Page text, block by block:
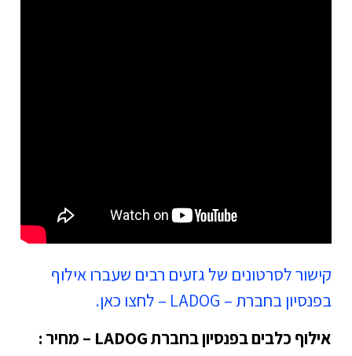
קישור לסרטונים של גזעים רבים שעברו אילוף
בפנסיון בחברת – LADOG – לחצו כאן.
אילוף כלבים בפנסיון בחברת LADOG – מחיר :